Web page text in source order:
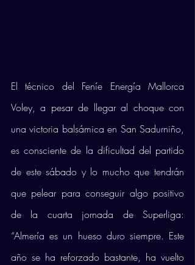
El técnico del Feníe Energía Mallorca
Voley, a pesar de llegar al choque con
una victoria balsámica en San Sadurniño,
es consciente de la dificultad del partido
de este sábado y lo mucho que tendrán
que pelear para conseguir algo positivo
de la cuarta jornada de Superliga:
“Almería es un hueso duro siempre. Este
año se ha reforzado bastante, ha vuelto